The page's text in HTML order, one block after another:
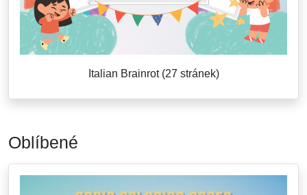
Italian Brainrot (27 stránek)
Oblíbené